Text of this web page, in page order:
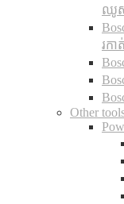
ឈូ
រកា
Other